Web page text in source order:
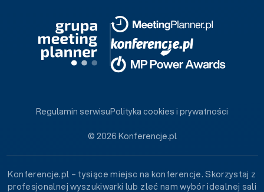
© 2026 Konferencje.pl
Regulamin serwisuPolityka cookies i prywatności
Konferencje.pl – tysiące miejsc na konferencje. Skorzystaj z
profesjonalnej wyszukiwarki lub zleć nam wybór idealnej sali